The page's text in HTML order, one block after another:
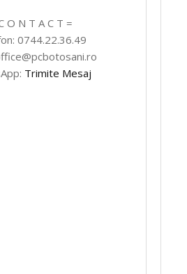
O N T A C T =
0744.22.36.49
Trimite Mesaj